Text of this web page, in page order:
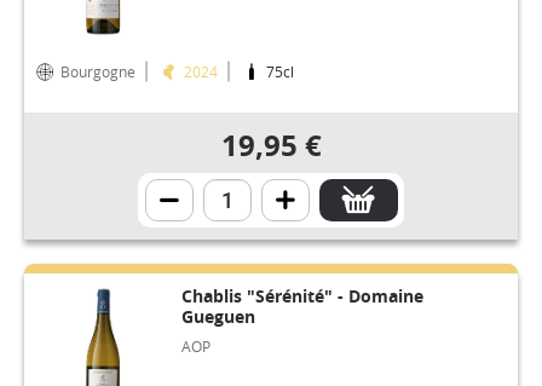
Bourgogne 2024 75cl
19,95 €
Chablis "Sérénité" - Domaine
Gueguen
AOP